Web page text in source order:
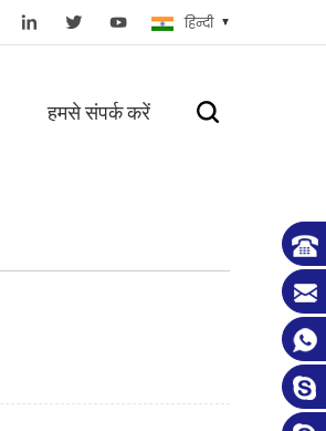
हिन्दी
हमसे संपर्क करें